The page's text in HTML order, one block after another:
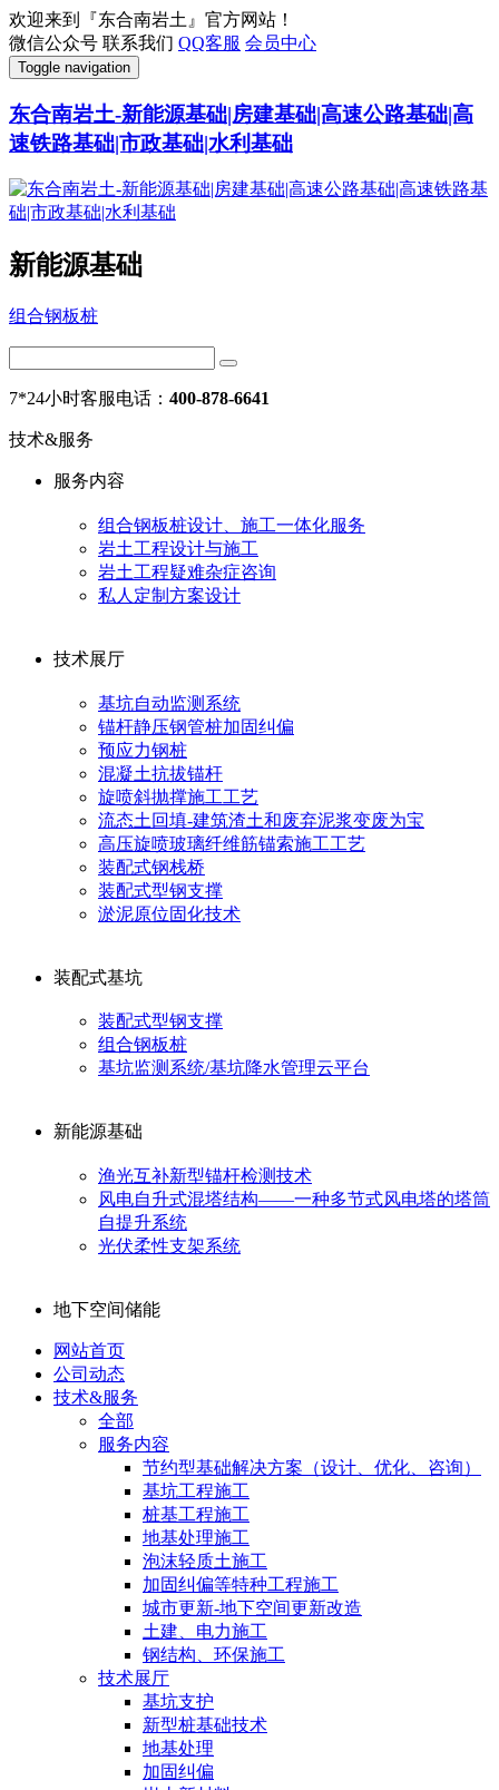
欢迎来到『东合南岩土』官方网站！
微信公众号 联系我们 QQ客服 会员中心
Toggle navigation
东合南岩土-新能源基础|房建基础|高速公路基础|高
速铁路基础|市政基础|水利基础
新能源基础
组合钢板桩
7*24小时客服电话： 400-878-6641
技术&服务
服务内容
组合钢板桩设计、施工一体化服务
岩土工程设计与施工
岩土工程疑难杂症咨询
私人定制方案设计
技术展厅
基坑自动监测系统
锚杆静压钢管桩加固纠偏
预应力钢桩
混凝土抗拔锚杆
旋喷斜抛撑施工工艺
流态土回填-建筑渣土和废弃泥浆变废为宝
高压旋喷玻璃纤维筋锚索施工工艺
装配式钢栈桥
装配式型钢支撑
淤泥原位固化技术
装配式基坑
装配式型钢支撑
组合钢板桩
基坑监测系统/基坑降水管理云平台
新能源基础
渔光互补新型锚杆检测技术
风电自升式混塔结构——一种多节式风电塔的塔筒
自提升系统
光伏柔性支架系统
地下空间储能
网站首页
公司动态
技术&服务
全部
服务内容
节约型基础解决方案（设计、优化、咨询）
基坑工程施工
桩基工程施工
地基处理施工
泡沫轻质土施工
加固纠偏等特种工程施工
城市更新-地下空间更新改造
土建、电力施工
钢结构、环保施工
技术展厅
基坑支护
新型桩基础技术
地基处理
加固纠偏